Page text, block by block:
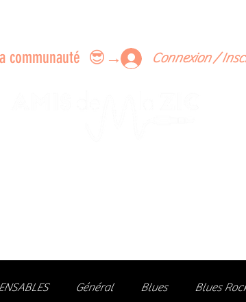
Connexion /
vibrez aux concerts et rejoignez une
communauté 😎→
Général Blues Blues